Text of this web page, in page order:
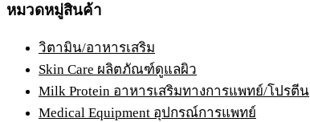
หมวดหมู่สินค้า
วิตามิน/อาหารเสริม
Skin Care ผลิตภัณฑ์ดูแลผิว
Milk Protein อาหารเสริมทางการแพทย์/โปรตีน
Medical Equipment อุปกรณ์การแพทย์